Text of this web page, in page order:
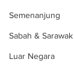
Semenanjung
Sabah & Sarawak
Luar Negara